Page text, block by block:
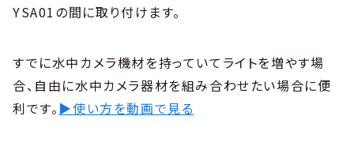
YSA01の間に取り付けます。
すでに水中カメラ機材を持っていてライトを増やす場
合、自由に水中カメラ器材を組み合わせたい場合に便
利です。 ▶使い方を動画で見る